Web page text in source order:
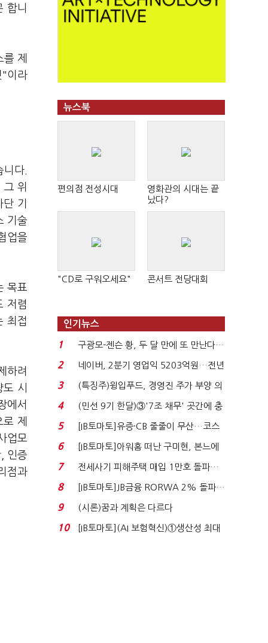
합니
제
"이라
다.
위
기
기술
업을
목표
저렴
최접
하려
시
에서
제
업모
인증
점과
뉴스북
편의점 전성시대
영화관의 시대는 끝
났다?
"CD로 구워오세요" 콘서트 전당대회
인기뉴스
1
구광모-젠슨 황, 두 달 만에 또 만난다…
로봇·AI 등 논...
2
네이버, 2분기 영업익 5203억원…전년
비 0.2% 감소...
3
(특징주)윙입푸드, 경영진 주가 부양 의
지에 상한가...
4
(민선 9기 한달)③'7조 채무' 곳간에 충
격…추미애, 20년...
5
[IB토마토]유증·CB 줄줄이 무산…코스
닥 벌점 급증에 ...
6
[IB토마토]아워홈 떠난 구미현, 본느에
340억 베팅…가...
7
전세사기 피해주택 매입 1만호 돌파…
누적 피해자 4만2...
8
[IB토마토]JB금융 RORWA 2% 돌파…
실적 견인은 은행 ...
9 (시론)꿈과 계획은 다르다
10
[IB토마토](AI 보험혁신)①생산성 최대